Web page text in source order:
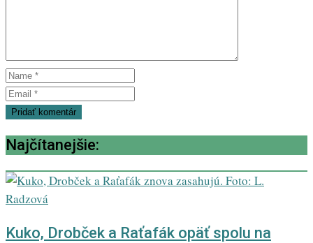
Najčítanejšie:
Kuko, Drobček a Raťafák opäť spolu na